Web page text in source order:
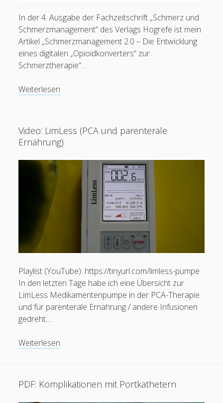
Karteinummer 1853410
In der 4. Ausgabe der Fachzeitschrift „Schmerz und
Schmerzmanagement“ des Verlags Hogrefe ist mein
Artikel „Schmerzmanagement 2.0 – Die Entwicklung
eines digitalen „Opioidkonverters“ zur
Schmerztherapie“…
Weiterlesen
und
Schmerzmanagement
Jg.
Video: LimLess (PCA und parenterale
Ernährung)
Playlist (YouTube): https://tinyurl.com/limless-pumpe
In den letzten Tage habe ich eine Übersicht zur
LimLess Medikamentenpumpe in der PCA-Therapie
und für parenterale Ernährung / andere Infusionen
gedreht.…
Weiterlesen
und
parenterale
PDF: Komplikationen mit Portkathetern